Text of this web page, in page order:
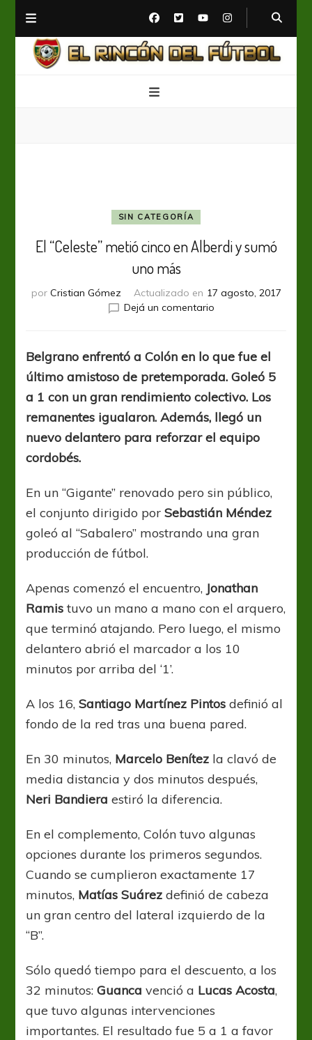
SIN CATEGORÍA
El “Celeste” metió cinco en Alberdi y sumó
uno más
por Cristian Gómez Actualizado en 17 agosto, 2017
Dejá un comentarioen
metió
cinco
en
Alberdi
y
sumó
uno
Belgrano enfrentó a Colón en lo que fue el
último amistoso de pretemporada. Goleó 5
a 1 con un gran rendimiento colectivo. Los
remanentes igualaron. Además, llegó un
nuevo delantero para reforzar el equipo
cordobés.
En un “Gigante” renovado pero sin público,
el conjunto dirigido porSebastián Méndez
goleó al “Sabalero” mostrando una gran
producción de fútbol.
Apenas comenzó el encuentro, Jonathan
Ramis tuvo un mano a mano con el arquero,
que terminó atajando. Pero luego, el mismo
delantero abrió el marcador a los 10
minutos por arriba del ‘1’.
A los 16,Santiago Martínez Pintos definió al
fondo de la red tras una buena pared.
En 30 minutos, Marcelo Benítez la clavó de
media distancia y dos minutos después,
Neri Bandiera estiró la diferencia.
En el complemento, Colón tuvo algunas
opciones durante los primeros segundos.
Cuando se cumplieron exactamente 17
minutos, Matías Suárez definió de cabeza
un gran centro del lateral izquierdo de la
“B”.
Sólo quedó tiempo para el descuento, a los
32 minutos:Guanca venció a Lucas Acosta,
que tuvo algunas intervenciones
importantes. El resultado fue 5 a 1 a favor